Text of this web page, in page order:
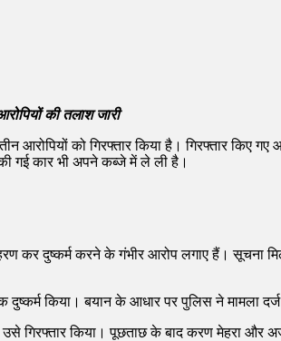
की तलाश जारी
को गिरफ्तार किया है। गिरफ्तार किए गए
गई कार भी अपने कब्जे में ले ली है।
कर दुष्कर्म करने के गंभीर आरोप लगाए हैं। सूचना
किया। बयान के आधार पर पुलिस ने मामला
किया। पूछताछ के बाद करण मेहरा और